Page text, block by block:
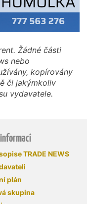
Žádné části
nebo
kopírovány
či jakýmkoliv
vydavatele.
TRADE NEWS
plán
skupina